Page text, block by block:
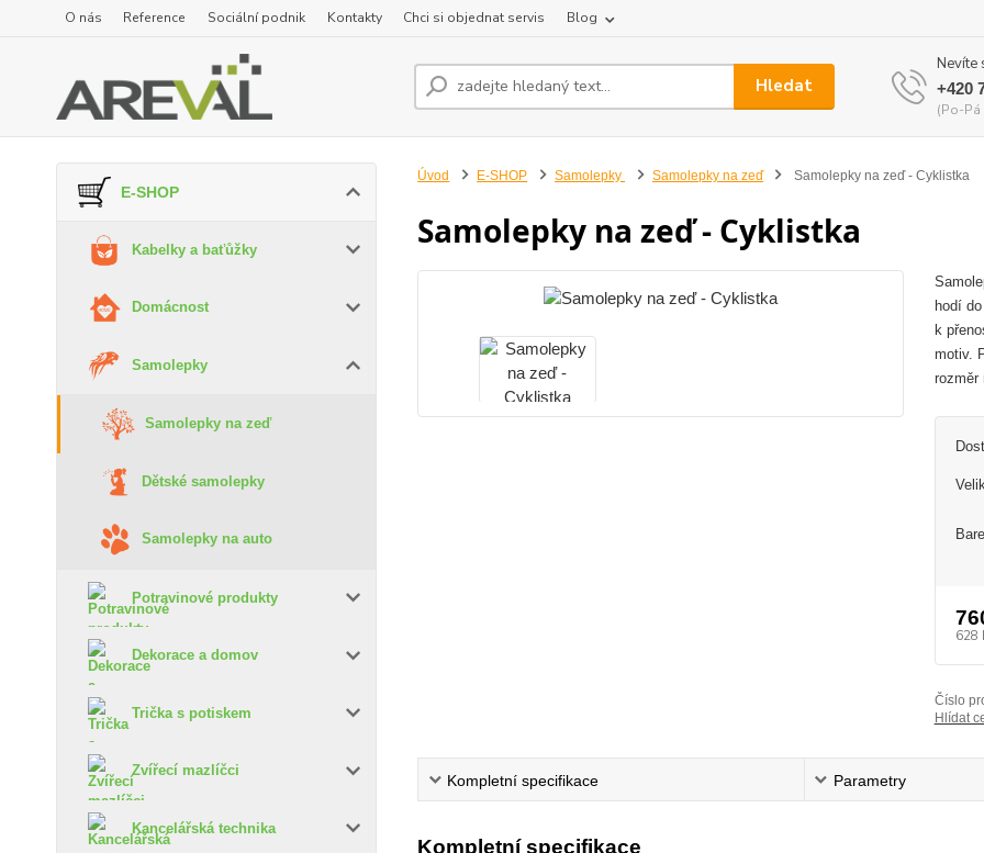
O nás Reference Sociální podnik Kontakty Chci si objednat servis Blog
Hledat
Nevíte
+420
(Po-
E-SHOP
Kabelky a baťůžky
Domácnost
Samolepky
Samolepky na zeď
Dětské samolepky
Samolepky na auto
Potravinové produkty
Dekorace a domov
Trička s potiskem
Zvířecí mazlíčci
Kancelářská technika
Úvod E-SHOP Samolepky Samolepky na zeď Samolepky na zeď - Cyklistka
Samolepky na zeď - Cyklistka
hodí
k
motiv.
rozměr
628
Číslo
Hlídat
Kompletní specifikace Parametry
Kompletní specifikace